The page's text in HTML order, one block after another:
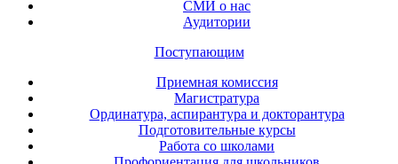
СМИ о нас
Аудитории
Поступающим
Приемная комиссия
Магистратура
Ординатура, аспирантура и докторантура
Подготовительные курсы
Работа со школами